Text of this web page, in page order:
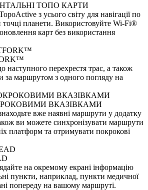
ТОПО КАРТИ
з усього світу для навігації по
точці планети. Використовуйте Wi-Fi®
карт без використання
наступного перехрестя трас, а також
за маршрутом з одного погляду на
ВКАЗІВКАМИ
вже наявні маршрути у додатку
ви можете синхронізувати маршрути
платформ та отримувати покрокові
на окремому екрані інформацію
пункти, наприклад, пункти медичної
попереду на вашому маршруті.